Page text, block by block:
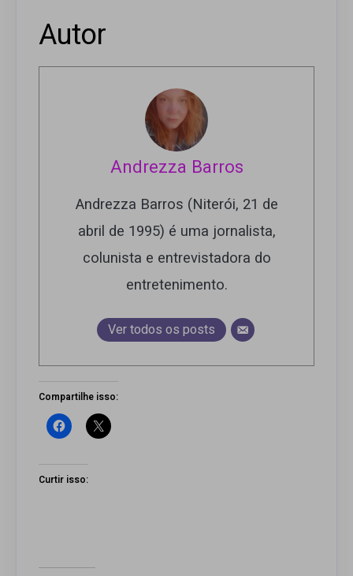
Autor
Andrezza Barros
Andrezza Barros (Niterói, 21 de
abril de 1995) é uma jornalista,
colunista e entrevistadora do
entretenimento.
Ver todos os posts
Compartilhe isso:
Curtir isso: